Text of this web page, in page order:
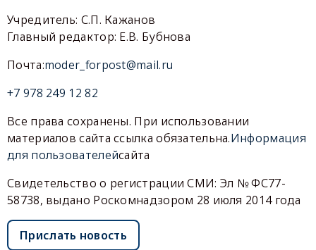
Учредитель: С.П. Кажанов
Главный редактор: Е.В. Бубнова
Почта:moder_forpost@mail.ru
+7 978 249 12 82
Все права сохранены. При использовании
материалов сайта ссылка обязательна.Информация
для пользователейсайта
Свидетельство о регистрации СМИ: Эл № ФС77-
58738, выдано Роскомнадзором 28 июля 2014 года
Прислать новость